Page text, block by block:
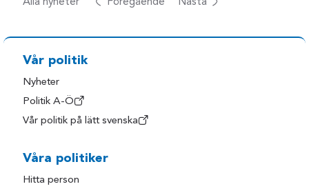
Vår politik
Nyheter
Politik A-Ö
Vår politik på lätt svenska
Våra politiker
Hitta person